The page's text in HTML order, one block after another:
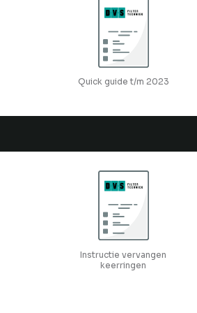
Quick guide t/m 2023
Instructie vervangen
keerringen